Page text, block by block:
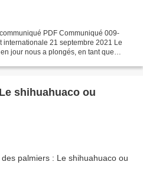
PDF Communiqué 009-
21 septembre 2021 Le
jour nous a plongés, en tant que
shihuahuaco ou